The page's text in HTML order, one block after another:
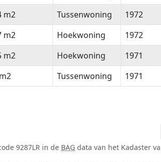
m2 Tussenwoning 1972
m2 Hoekwoning 1972
m2 Hoekwoning 1971
Tussenwoning 1971
9287LR in de BAG data van het Kadaster